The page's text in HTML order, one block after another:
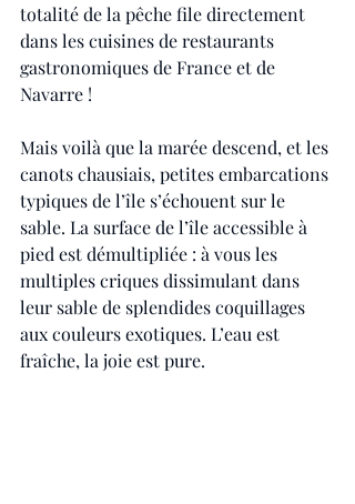
totalité de la pêche file directement
dans les cuisines de restaurants
gastronomiques de France et de
Navarre !
Mais voilà que la marée descend, et les
canots chausiais, petites embarcations
typiques de l’île s’échouent sur le
sable. La surface de l’île accessible à
pied est démultipliée : à vous les
multiples criques dissimulant dans
leur sable de splendides coquillages
aux couleurs exotiques. L’eau est
fraîche, la joie est pure.